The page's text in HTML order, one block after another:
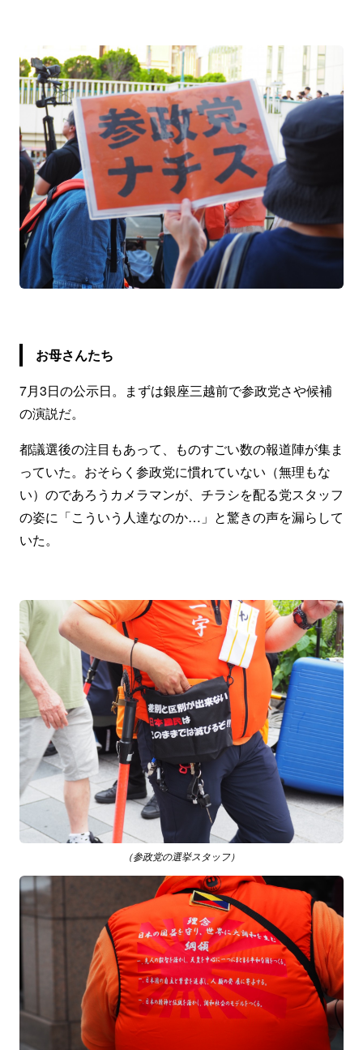
お母さんたち
7月3日の公示日。まずは銀座三越前で参政党さや候補
の演説だ。
都議選後の注目もあって、ものすごい数の報道陣が集ま
っていた。おそらく参政党に慣れていない（無理もな
い）のであろうカメラマンが、チラシを配る党スタッフ
の姿に「こういう人達なのか…」と驚きの声を漏らして
いた。
（参政党の選挙スタッフ）